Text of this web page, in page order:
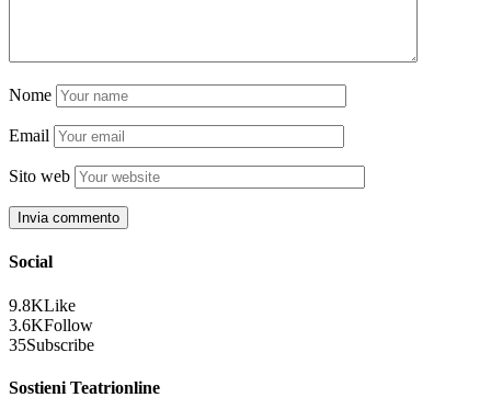
Nome
Email
Sito web
Social
9.8KLike
3.6KFollow
35Subscribe
Sostieni Teatrionline